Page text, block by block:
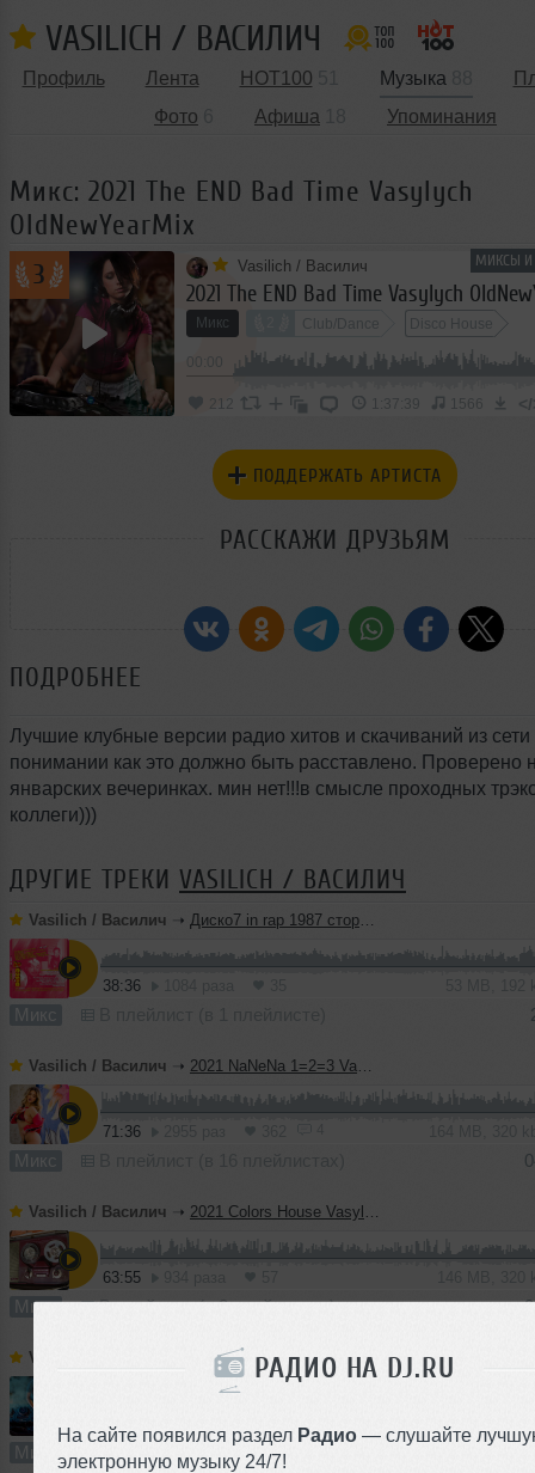
РАДИО НА DJ.RU
На сайте появился раздел Радио — слушайте
электронную музыку 24/7!
VASILICH / ВАСИЛИЧ
Профиль Лента HOT100 Музыка
Фото
Афиша Упоминания
Микс: 2021 The END Bad Time Vasylych
OldNewYearMix
МИКСЫ И
3 Vasilich / Василич
2021 The END Bad Time Vasylych
Микс Club/Dance Disco House
1 Deep House
212 1:37:39 1566
ПОДДЕРЖАТЬ АРТИСТА
РАССКАЖИ ДРУЗЬЯМ
ПОДРОБНЕЕ
Лучшие клубные версии радио хитов и скачиваний из
понимании как это должно быть расставлено. Проверено
январских вечеринках. мин нет!!!в смысле проходных
коллеги)))
ДРУГИЕ ТРЕКИ VASILICH / ВАСИЛИЧ
Vasilich / Василич ➝ Диско7 in rap 1987 сторона B
38:36
Микс
Vasilich / Василич ➝ 2021 NaNeNa 1=2=3 Vasylych Mart MegaMix
71:36
Микс
Vasilich / Василич ➝ 2021 Colors House Vasylych Mix
63:55
Микс В плейлист (в 2 плейлистах)
Vasilich / Василич 2021 Milk&Sugar Direct DJShmelb (Vasylych extended mix)
75:34 173 MB,
Микс В плейлист (в 2 плейлистах) 16